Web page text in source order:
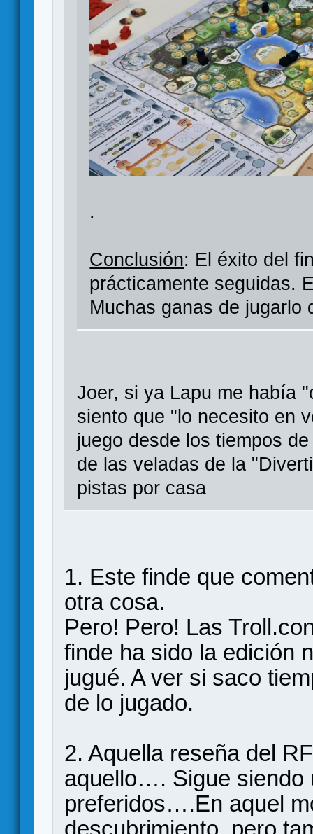
.
Conclusión: El éxito del
prácticamente seguidas.
Muchas ganas de jugarlo
Joer, si ya Lapu me había
siento que "lo necesito en
juego desde los tiempos
de las veladas de la
pistas por casa
1. Este finde que
otra cosa.
Pero! Pero! Las
finde ha sido la edición
jugué. A ver si saco
de lo jugado.
2. Aquella reseña del
aquello…. Sigue siendo
preferidos….En aquel